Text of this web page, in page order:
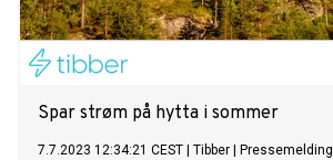
Spar strøm på hytta i sommer
7.7.2023 12:34:21 CEST Tibber Pressemelding